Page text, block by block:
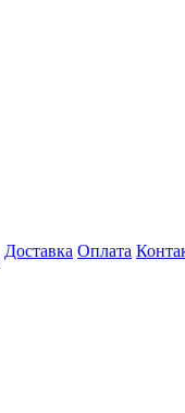
Доставка Оплата